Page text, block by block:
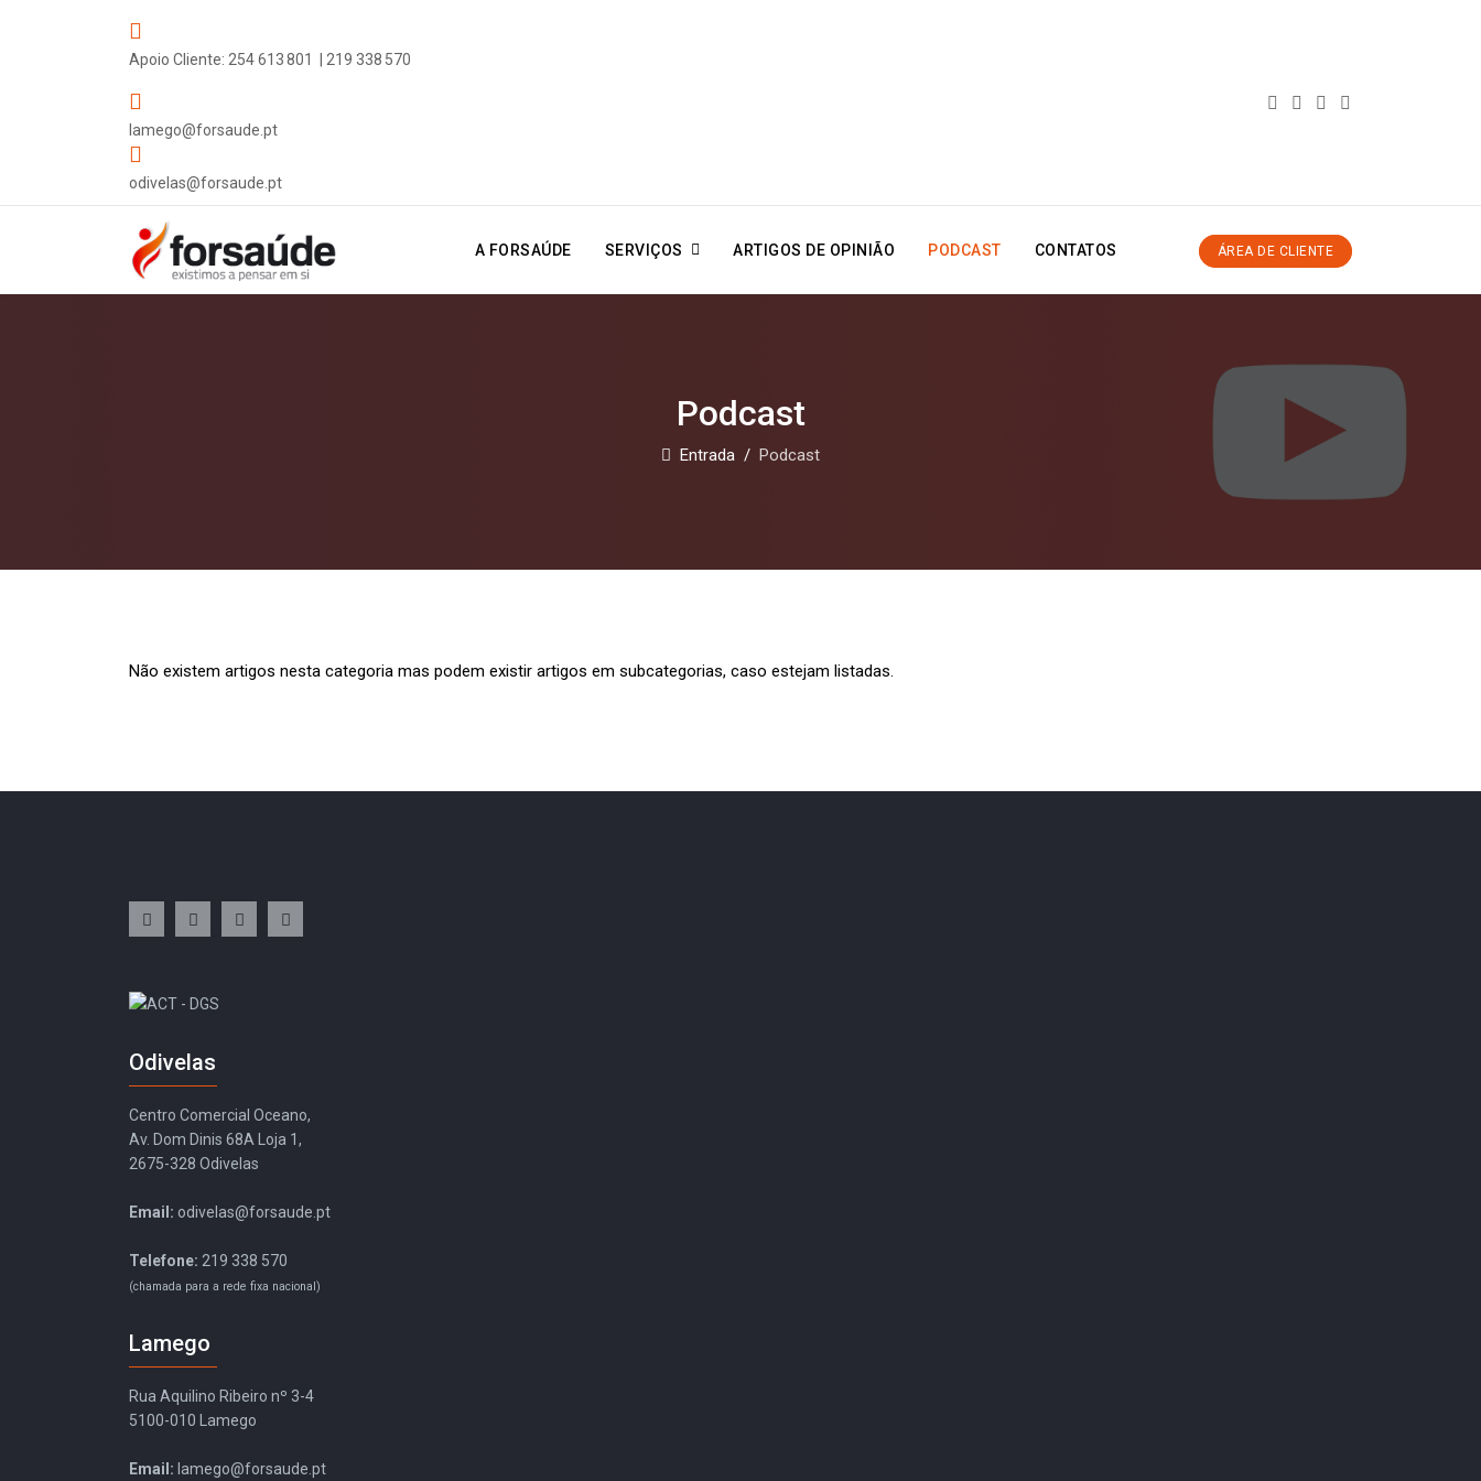
Apoio Cliente: 254 613 801 | 219 338 570
lamego@forsaude.pt
odivelas@forsaude.pt
ÁREA DE CLIENTE
A FORSAÚDE SERVIÇOS ARTIGOS DE OPINIÃO PODCAST CONTATOS
Podcast
Entrada Podcast
Não existem artigos nesta categoria mas podem existir artigos em subcategorias, caso estejam listadas.
Odivelas
Centro Comercial Oceano,
Av. Dom Dinis 68A Loja 1,
2675-328 Odivelas
Email: odivelas@forsaude.pt
Telefone: 219 338 570
(chamada para a rede fixa nacional)
Lamego
Rua Aquilino Ribeiro nº 3-4
5100-010 Lamego
Email: lamego@forsaude.pt